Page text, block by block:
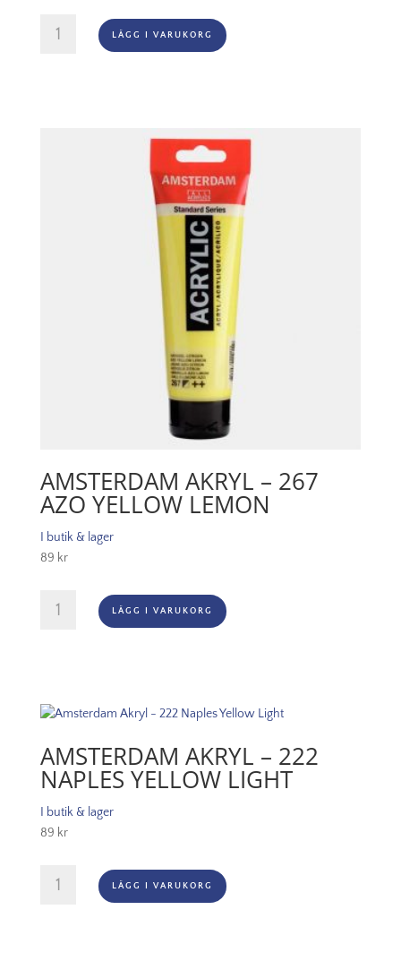
Amsterdam
Akryl
LÄGG I VARUKORG
AMSTERDAM AKRYL – 267
AZO YELLOW LEMON
I butik & lager
89 kr
Amsterdam
Akryl
Yellow
Lemon
LÄGG I VARUKORG
AMSTERDAM AKRYL – 222
NAPLES YELLOW LIGHT
I butik & lager
89 kr
Amsterdam
Akryl
LÄGG I VARUKORG